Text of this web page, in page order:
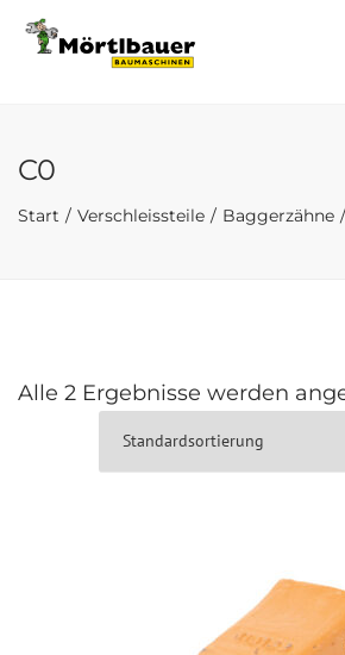
C0
Start Verschleissteile Baggerzähne
Alle 2 Ergebnisse werden